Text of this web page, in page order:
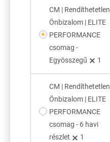
CM | Rendíthetetlen
Önbizalom | ELITE
PERFORMANCE
csomag -
Egyösszegű
1
CM | Rendíthetetlen
Önbizalom | ELITE
PERFORMANCE
csomag - 6 havi
részlet
1